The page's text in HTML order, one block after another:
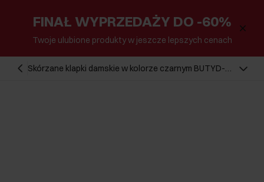
FINAŁ WYPRZEDAŻY DO -60%
Twoje ulubione produkty w jeszcze lepszych cenach
Skórzane klapki damskie w kolorze czarnym BUTYD-